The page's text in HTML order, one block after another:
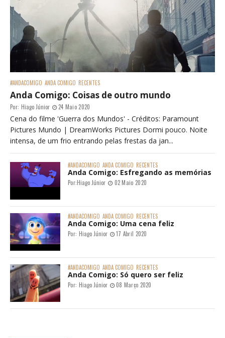
#ANDACOMIGO ANDA COMIGO RECENTES
Anda Comigo: Coisas de outro mundo
Por: Hiago Júnior 24 Maio 2020
Cena do filme 'Guerra dos Mundos' - Créditos: Paramount
Pictures Mundo | DreamWorks Pictures Dormi pouco. Noite
intensa, de um frio entrando pelas frestas da jan...
#ANDACOMIGO ANDA COMIGO RECENTES
Anda Comigo: Esfregando as memórias
Por:Hiago Júnior 02 Maio 2020
#ANDACOMIGO ANDA COMIGO RECENTES
Anda Comigo: Uma cena feliz
Por: Hiago Júnior 17 Abril 2020
#ANDACOMIGO ANDA COMIGO RECENTES
Anda Comigo: Só quero ser feliz
Por: Hiago Júnior 08 Março 2020